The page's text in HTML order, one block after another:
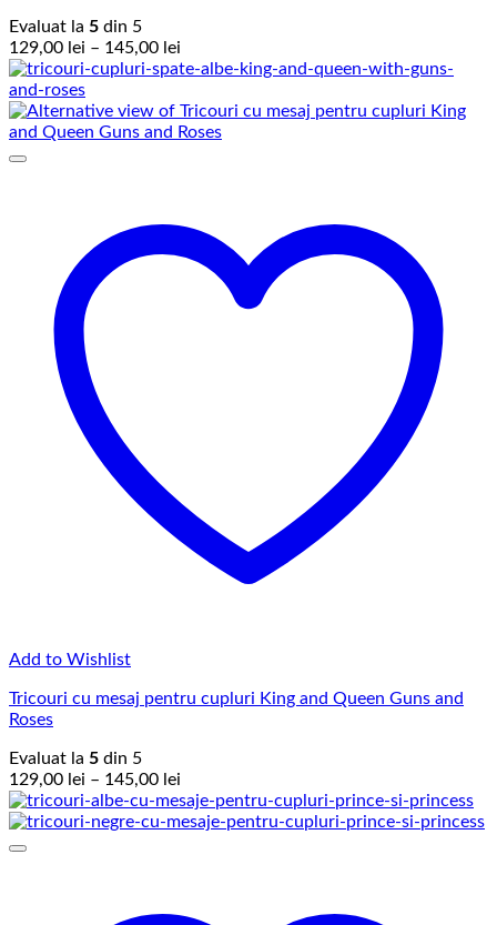
Evaluat la 5 din 5
129,00 lei – 145,00 lei
de
129,00 lei
până
Add to Wishlist
Tricouri cu mesaj pentru cupluri King and Queen Guns and
Roses
Evaluat la 5 din 5
129,00 lei – 145,00 lei
de
prețuri: